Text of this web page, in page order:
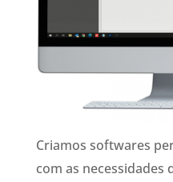
Criamos softwares
com as necessidades